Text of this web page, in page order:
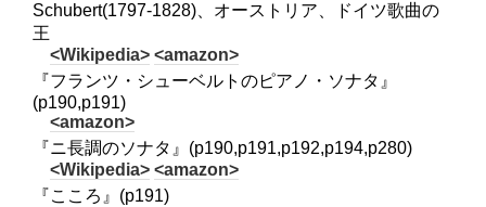
Schubert(1797-1828)、オーストリア、ドイツ歌曲の
王
<Wikipedia> <amazon>
『フランツ・シューベルトのピアノ・ソナタ』
(p190,p191)
<amazon>
『ニ長調のソナタ』(p190,p191,p192,p194,p280)
<Wikipedia> <amazon>
『こころ』(p191)